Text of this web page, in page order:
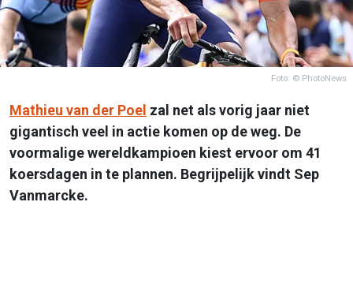
Foto: © PhotoNews
Mathieu van der Poel zal net als vorig jaar niet
gigantisch veel in actie komen op de weg. De
voormalige wereldkampioen kiest ervoor om 41
koersdagen in te plannen. Begrijpelijk vindt Sep
Vanmarcke.